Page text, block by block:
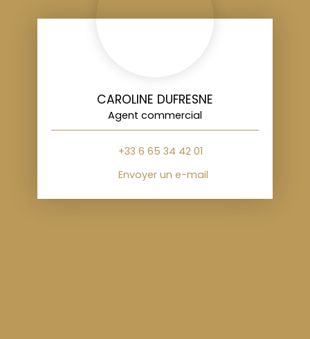
CAROLINE DUFRESNE
Agent commercial
+33 6 65 34 42 01
Envoyer un e-mail